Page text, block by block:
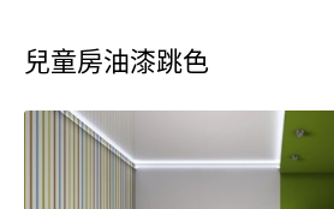
兒童房油漆跳色